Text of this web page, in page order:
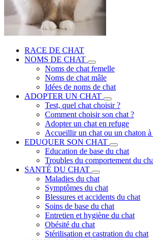
RACE DE CHAT
NOMS DE CHAT
Noms de chat femelle
Noms de chat mâle
Idées de noms de chat
ADOPTER UN CHAT
Test, quel chat choisir ?
Comment choisir son chat ?
Adopter un chat en refuge
Accueillir un chat ou un chaton à
EDUQUER SON CHAT
Education de base du chat
Troubles du comportement du
SANTÉ DU CHAT
Maladies du chat
Symptômes du chat
Blessures et accidents du chat
Soins de base du chat
Entretien et hygiène du chat
Obésité du chat
Stérilisation et castration du chat